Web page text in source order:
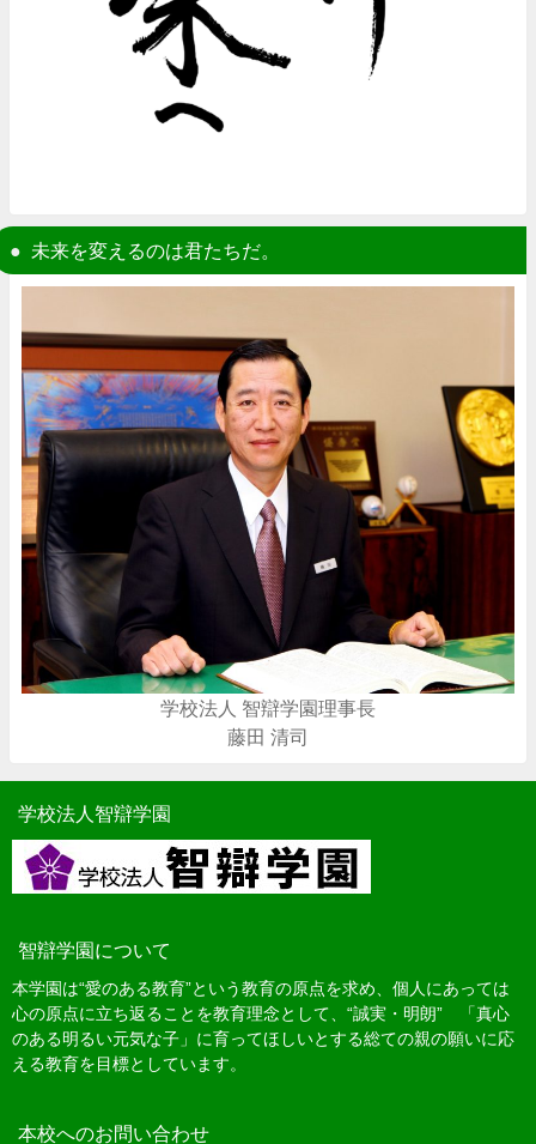
未来を変えるのは君たちだ。
学校法人 智辯学園理事長
藤田 清司
学校法人智辯学園
智辯学園について
本学園は“愛のある教育”という教育の原点を求め、個人にあっては
心の原点に立ち返ることを教育理念として、“誠実・明朗” 「真心
のある明るい元気な子」に育ってほしいとする総ての親の願いに応
える教育を目標としています。
本校へのお問い合わせ